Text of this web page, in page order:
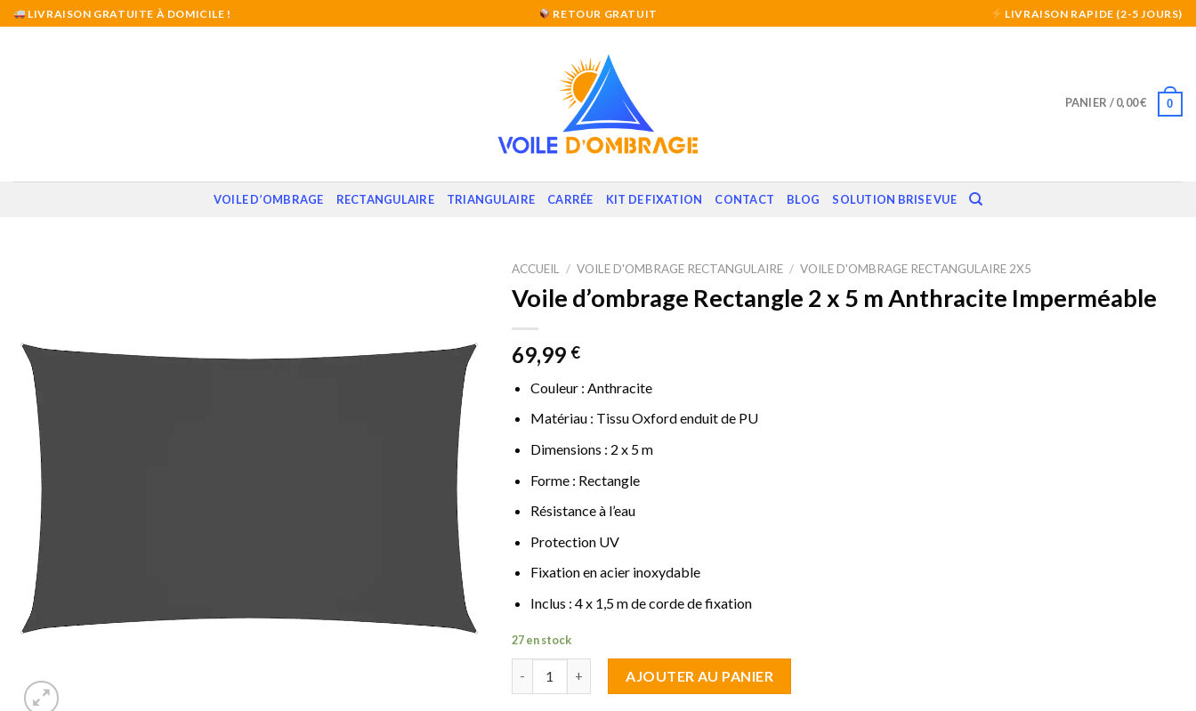
Skip
to
LIVRAISON GRATUITE À DOMICILE ! RETOUR GRATUIT LIVRAISON RAPIDE (2-5 JOURS)
PANIER /0,00€ 0
VOILE D’OMBRAGE RECTANGULAIRE TRIANGULAIRE CARRÉE KIT DE FIXATION CONTACT BLOG SOLUTION BRISE VUE
ACCUEIL / VOILE D'OMBRAGE RECTANGULAIRE / VOILE D'OMBRAGE RECTANGULAIRE 2X5
Voile d’ombrage Rectangle 2 x 5 m Anthracite Imperméable
69,99 €
Couleur : Anthracite
Matériau : Tissu Oxford enduit de PU
Dimensions : 2 x 5 m
Forme : Rectangle
Résistance à l’eau
Protection UV
Fixation en acier inoxydable
Inclus : 4 x 1,5 m de corde de fixation
27 en stock
AJOUTER AU PANIER